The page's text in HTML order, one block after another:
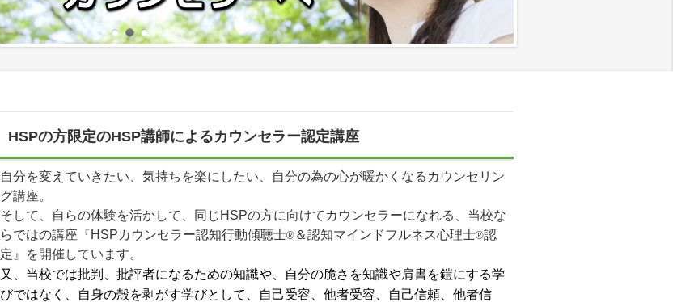
HSPの方限定のHSP講師によるカウンセラー認定講座
自分を変えていきたい、気持ちを楽にしたい、自分の為の心が暖かくなるカウンセリン
グ講座。
そして、自らの体験を活かして、同じHSPの方に向けてカウンセラーになれる、当校な
らではの講座『HSPカウンセラー認知行動傾聴士® ＆認知マインドフルネス心理士®認
定』を開催しています。
又、当校では批判、批評者になるための知識や、自分の脆さを知識や肩書を鎧にする学
びではなく、自身の殻を剥がす学びとして、自己受容、他者受容、自己信頼、他者信